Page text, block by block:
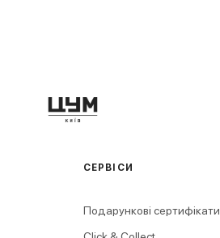
СЕРВІСИ
Подарункові сертифікати